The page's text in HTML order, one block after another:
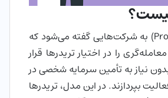
پراپ فرم (Prop Firm) به شرکت‌هایی گفته می‌شود که
را در اختیار تریدرها قرار
نیاز به تأمین سرمایه شخصی در
بپردازند. در این مدل، تریدرها